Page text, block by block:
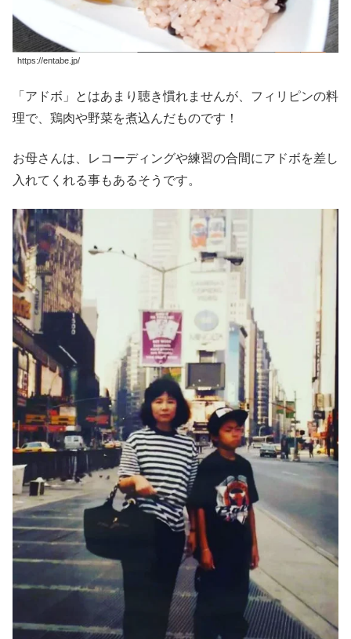
https://entabe.jp/
「アドボ」とはあまり聴き慣れませんが、フィリピンの料
理で、鶏肉や野菜を煮込んだものです！
お母さんは、レコーディングや練習の合間にアドボを差し
入れてくれる事もあるそうです。